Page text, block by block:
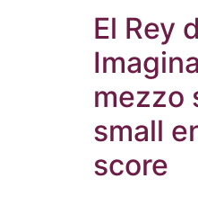
El Rey
mezzo
small
score